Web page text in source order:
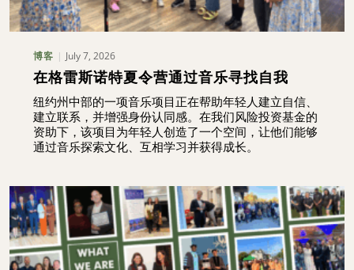
博客 July 7, 2026
在格雷斯诺特夏令营通过音乐寻找自我
纽约州中部的一项音乐项目正在帮助年轻人建立自信、
建立联系，并增强身份认同感。在我们风险投资基金的
资助下，该项目为年轻人创造了一个空间，让他们能够
通过音乐探索文化、互相学习并获得成长。